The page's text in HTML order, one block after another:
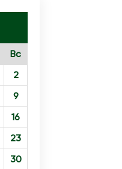
Вс
2
9
16
23
30